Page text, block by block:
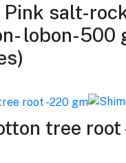
Pink salt-
lobon-500
tree root